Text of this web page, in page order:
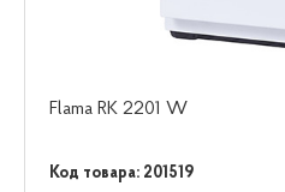
Flama RK 2201 W
Код товара: 201519